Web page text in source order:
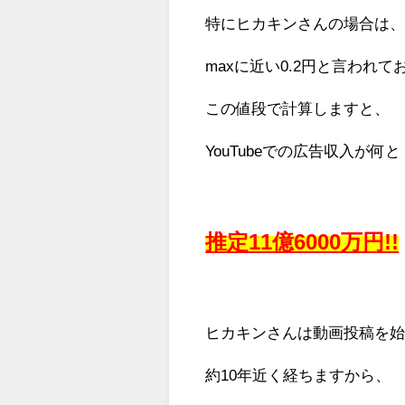
特にヒカキンさんの場合は、
maxに近い0.2円と言われて
この値段で計算しますと、
YouTubeでの広告収入が何と
推定11億6000万円!!
ヒカキンさんは動画投稿を始
約10年近く経ちますから、